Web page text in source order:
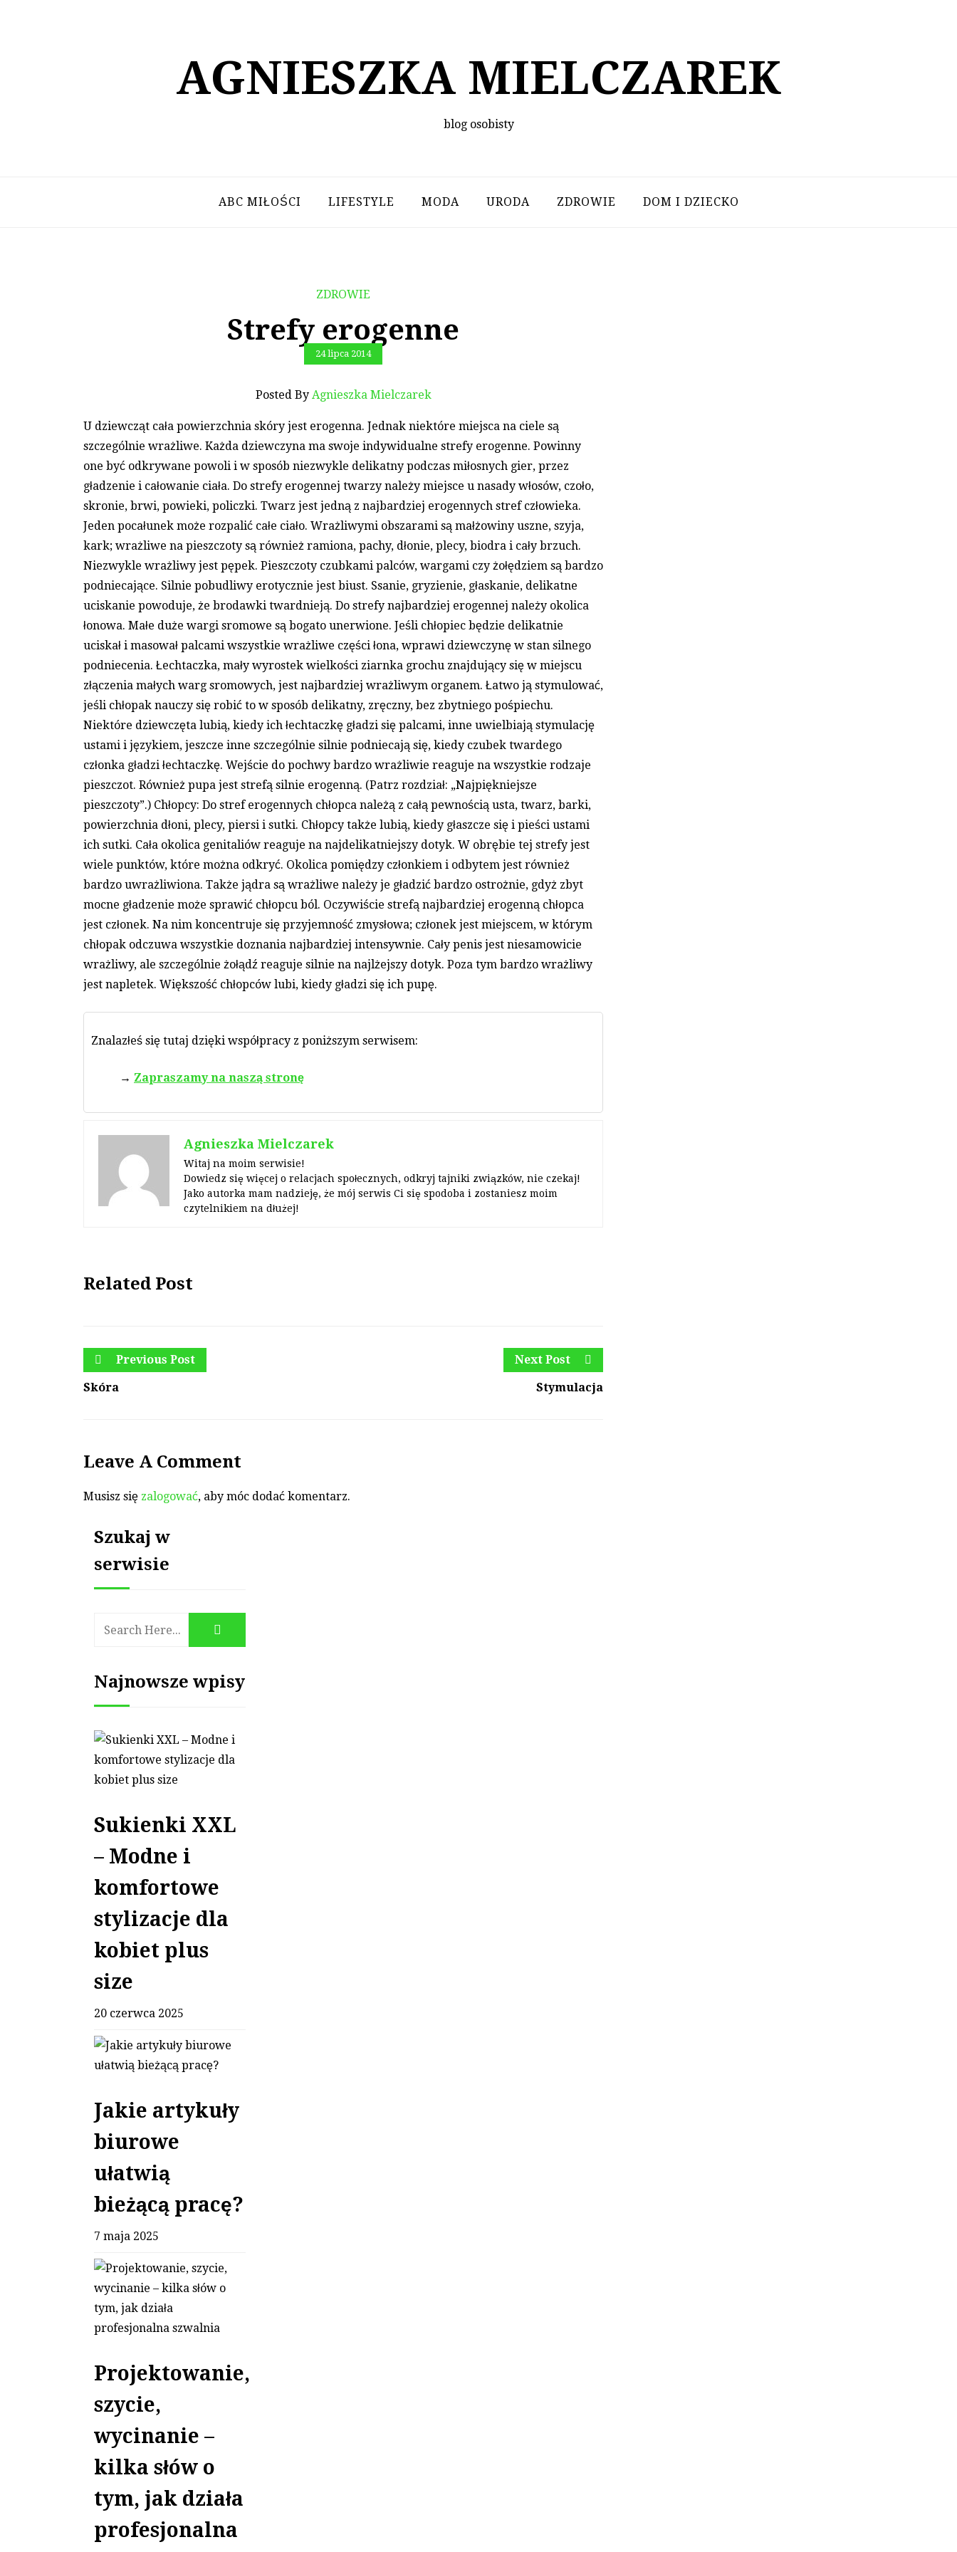
AGNIESZKA MIELCZAREK
blog osobisty
ABC MIŁOŚCI LIFESTYLE MODA URODA ZDROWIE DOM I DZIECKO
ZDROWIE
Strefy erogenne
24 lipca 2014
Posted By Agnieszka Mielczarek
U dziewcząt cała powierzchnia skóry jest erogenna. Jednak niektóre miejsca na ciele są
szczególnie wrażliwe. Każda dziewczyna ma swoje indywidualne strefy erogenne. Powinny
one być odkrywane powoli i w sposób niezwykle delikatny podczas miłosnych gier, przez
gładzenie i całowanie ciała. Do strefy erogennej twarzy należy miejsce u nasady włosów, czoło,
skronie, brwi, powieki, policzki. Twarz jest jedną z najbardziej erogennych stref człowieka.
Jeden pocałunek może rozpalić całe ciało. Wrażliwymi obszarami są małżowiny uszne, szyja,
kark; wrażliwe na pieszczoty są również ramiona, pachy, dłonie, plecy, biodra i cały brzuch.
Niezwykle wrażliwy jest pępek. Pieszczoty czubkami palców, wargami czy żołędziem są bardzo
podniecające. Silnie pobudliwy erotycznie jest biust. Ssanie, gryzienie, głaskanie, delikatne
uciskanie powoduje, że brodawki twardnieją. Do strefy najbardziej erogennej należy okolica
łonowa. Małe duże wargi sromowe są bogato unerwione. Jeśli chłopiec będzie delikatnie
uciskał i masował palcami wszystkie wrażliwe części łona, wprawi dziewczynę w stan silnego
podniecenia. Łechtaczka, mały wyrostek wielkości ziarnka grochu znajdujący się w miejscu
złączenia małych warg sromowych, jest najbardziej wrażliwym organem. Łatwo ją stymulować,
jeśli chłopak nauczy się robić to w sposób delikatny, zręczny, bez zbytniego pośpiechu.
Niektóre dziewczęta lubią, kiedy ich łechtaczkę gładzi się palcami, inne uwielbiają stymulację
ustami i językiem, jeszcze inne szczególnie silnie podniecają się, kiedy czubek twardego
członka gładzi łechtaczkę. Wejście do pochwy bardzo wrażliwie reaguje na wszystkie rodzaje
pieszczot. Również pupa jest strefą silnie erogenną. (Patrz rozdział: „Najpiękniejsze
pieszczoty”.) Chłopcy: Do stref erogennych chłopca należą z całą pewnością usta, twarz, barki,
powierzchnia dłoni, plecy, piersi i sutki. Chłopcy także lubią, kiedy głaszcze się i pieści ustami
ich sutki. Cała okolica genitaliów reaguje na najdelikatniejszy dotyk. W obrębie tej strefy jest
wiele punktów, które można odkryć. Okolica pomiędzy członkiem i odbytem jest również
bardzo uwrażliwiona. Także jądra są wrażliwe należy je gładzić bardzo ostrożnie, gdyż zbyt
mocne gładzenie może sprawić chłopcu ból. Oczywiście strefą najbardziej erogenną chłopca
jest członek. Na nim koncentruje się przyjemność zmysłowa; członek jest miejscem, w którym
chłopak odczuwa wszystkie doznania najbardziej intensywnie. Cały penis jest niesamowicie
wrażliwy, ale szczególnie żołądź reaguje silnie na najlżejszy dotyk. Poza tym bardzo wrażliwy
jest napletek. Większość chłopców lubi, kiedy gładzi się ich pupę.
Znalazłeś się tutaj dzięki współpracy z poniższym serwisem:
Zapraszamy na naszą stronę
Agnieszka Mielczarek
Witaj na moim serwisie!
Dowiedz się więcej o relacjach społecznych, odkryj tajniki związków, nie czekaj!
Jako autorka mam nadzieję, że mój serwis Ci się spodoba i zostaniesz moim
czytelnikiem na dłużej!
Related Post
Previous Post
Skóra
Next Post
Stymulacja
Leave A Comment
Musisz się zalogować, aby móc dodać komentarz.
Szukaj w
serwisie
Najnowsze wpisy
Sukienki XXL
– Modne i
komfortowe
stylizacje dla
kobiet plus
size
20 czerwca 2025
Jakie artykuły
biurowe
ułatwią
bieżącą pracę?
7 maja 2025
Projektowanie,
szycie,
wycinanie –
kilka słów o
tym, jak działa
profesjonalna